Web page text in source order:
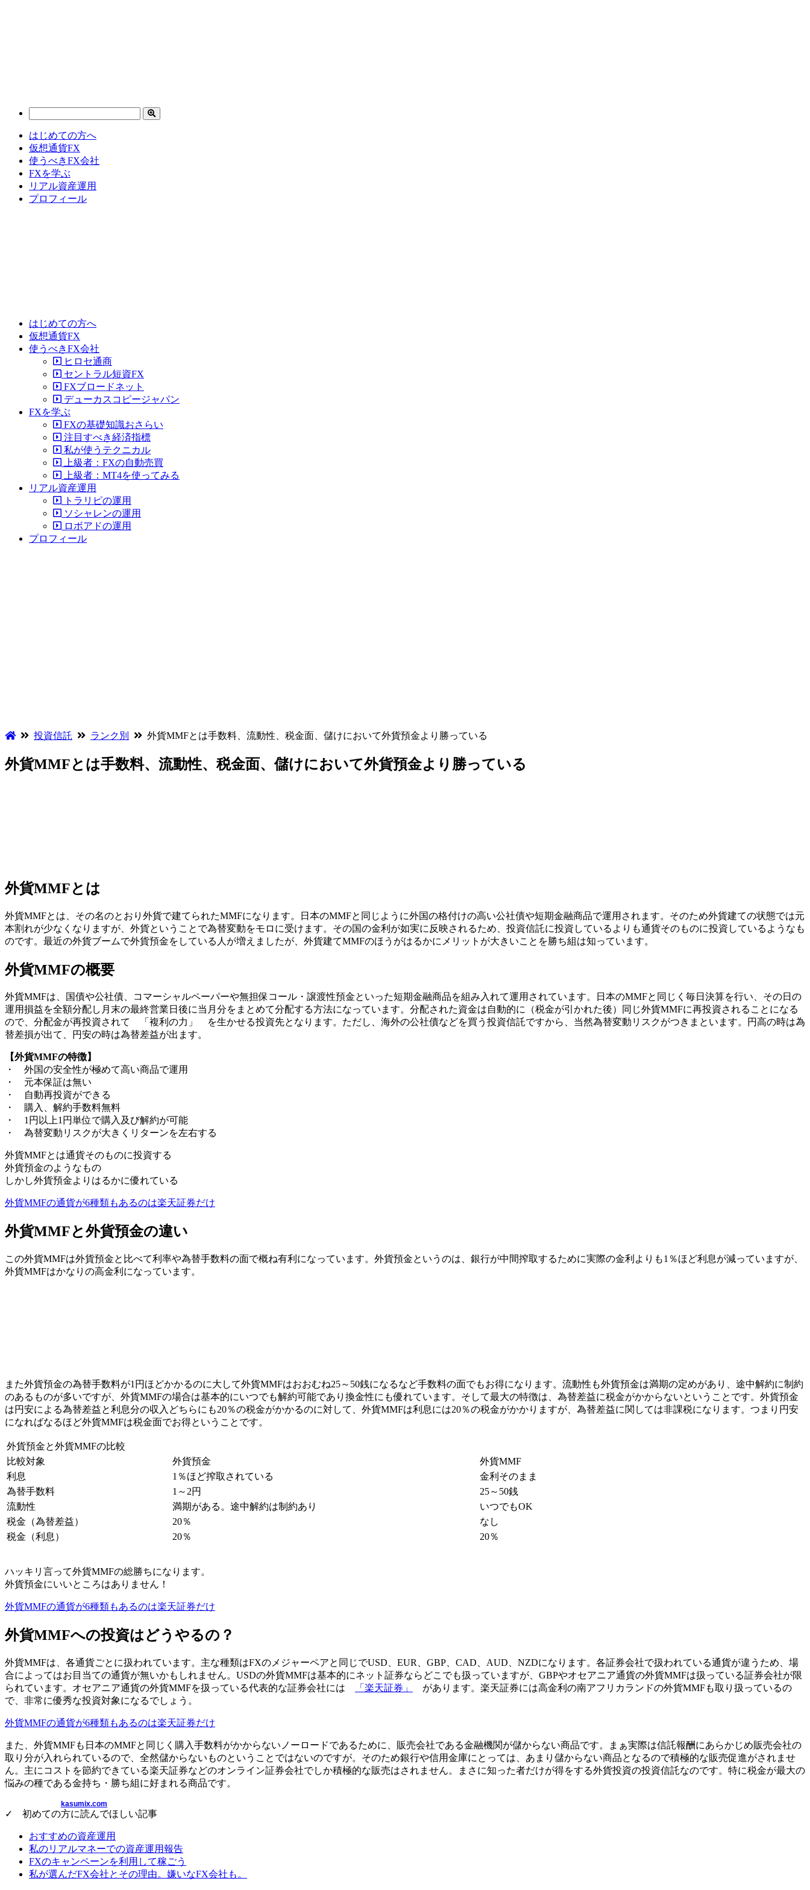
はじめての方へ
仮想通貨FX
使うべきFX会社
FXを学ぶ
リアル資産運用
プロフィール
はじめての方へ
仮想通貨FX
使うべきFX会社
ヒロセ通商
セントラル短資FX
FXブロードネット
デューカスコピージャパン
FXを学ぶ
FXの基礎知識おさらい
注目すべき経済指標
私が使うテクニカル
上級者：FXの自動売買
上級者：MT4を使ってみる
リアル資産運用
トラリピの運用
ソシャレンの運用
ロボアドの運用
プロフィール
投資信託 ランク別 外貨MMFとは手数料、流動性、税金面、儲けにおいて外貨預金より勝っている
外貨MMFとは手数料、流動性、税金面、儲けにおいて外貨預金より勝っている
外貨MMFとは
外貨MMFとは、その名のとおり 外貨で建てられたMMFになります。日本のMMFと同じように外国の格付けの高い公社債や短期金融商品で運用されます。そのため外貨建ての状態では元
本割れが少なくなりますが、外貨ということで為替変動をモロに受けます。その国の金利が如実に反映されるため、投資信託に投資しているよりも通貨そのものに投資しているようなも
のです。最近の外貨ブームで外貨預金をしている人が増えましたが、 外貨建てMMFのほうがはるかにメリットが大きいことを勝ち組は知っています。
外貨MMFの概要
外貨MMFは、国債や公社債、コマーシャルペーパーや無担保コール・譲渡性預金といった短期金融商品を組み入れて運用されています。日本のMMFと同じく毎日決算を行い、その日の
運用損益を全額分配し月末の最終営業日後に当月分をまとめて分配する方法になっています。分配された資金は自動的に（税金が引かれた後）同じ外貨MMFに再投資されることになる
ので、分配金が再投資されて 「複利の力」 を生かせる投資先となります。ただし、海外の公社債などを買う投資信託ですから、当然為替変動リスクがつきまといます。円高の時は為
替差損が出て、円安の時は為替差益が出ます。
【外貨MMFの特徴】
・ 外国の安全性が極めて高い商品で運用
・ 元本保証は無い
・ 自動再投資ができる
・ 購入、解約手数料無料
・ 1円以上1円単位で購入及び解約が可能
・ 為替変動リスクが大きくリターンを左右する
外貨MMFとは通貨そのものに投資する
外貨預金のようなもの
しかし外貨預金よりはるかに優れている
外貨MMFの通貨が6種類もあるのは楽天証券だけ
外貨MMFと外貨預金の違い
この外貨MMFは外貨預金と比べて利率や為替手数料の面で概ね有利になっています。外貨預金というのは、銀行が中間搾取するために実際の金利よりも1％ほど利息が減っていますが、
外貨MMFはかなりの高金利になっています。
また外貨預金の為替手数料が1円ほどかかるのに大して外貨MMFはおおむね25～50銭になるなど手数料の面でもお得になります。流動性も外貨預金は満期の定めがあり、途中解約に制約
のあるものが多いですが、外貨MMFの場合は基本的にいつでも解約可能であり換金性にも優れています。そして最大の特徴は、 為替差益に税金がかからないということです。外貨預金
は円安による為替差益と利息分の収入どちらにも20％の税金がかかるのに対して、外貨MMFは利息には20％の税金がかかりますが、為替差益に関しては非課税になります。つまり円安
になればなるほど外貨MMFは税金面でお得ということです。
外貨預金と外貨MMFの比較
比較対象
外貨預金
外貨MMF
利息
1％ほど搾取されている
金利そのまま
為替手数料
1～2円
25～50銭
流動性
満期がある。途中解約は制約あり
いつでもOK
税金（為替差益）
20％
なし
税金（利息）
20％ 20％
ハッキリ言って外貨MMFの総勝ちになります。
外貨預金にいいところはありません！
外貨MMFの通貨が6種類もあるのは楽天証券だけ
外貨MMFへの投資はどうやるの？
外貨MMFは、各通貨ごとに扱われています。主な種類はFXのメジャーペアと同じでUSD、EUR、GBP、CAD、AUD、NZDになります。各証券会社で扱われている通貨が違うため、場
合によってはお目当ての通貨が無いかもしれません。USDの外貨MMFは基本的にネット証券ならどこでも扱っていますが、GBPやオセアニア通貨の外貨MMFは扱っている証券会社が限
られています。オセアニア通貨の外貨MMFを扱っている代表的な証券会社には
「 楽天証券 」
があります。楽天証券には高金利の南アフリカランドの外貨MMFも取り扱っているの
で、非常に優秀な投資対象になるでしょう。
外貨MMFの通貨が6種類もあるのは楽天証券だけ
また、外貨MMFも日本のMMFと同じく購入手数料がかからないノーロードであるために、 販売会社である金融機関が儲からない商品です。まぁ実際は信託報酬にあらかじめ販売会社の
取り分が入れられているので、全然儲からないものということではないのですが。そのため銀行や信用金庫にとっては、あまり儲からない商品となるので積極的な販売促進がされませ
ん。主にコストを節約できている楽天証券などのオンライン証券会社でしか積極的な販売はされません。まさに知った者だけが得をする外貨投資の投資信託なのです。特に税金が最大の
悩みの種である金持ち・勝ち組に好まれる商品です。
kasumix.com
✓ 初めての方に読んでほしい記事
おすすめの資産運用
私のリアルマネーでの資産運用報告
FXのキャンペーンを利用して稼ごう
私が選んだFX会社とその理由。嫌いなFX会社も。